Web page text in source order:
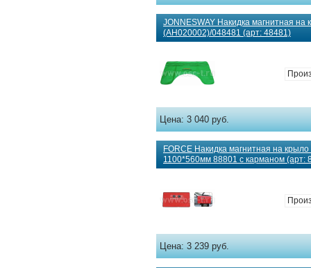
JONNESWAY Накидка магнитная на
(AH020002)/048481 (арт: 48481)
Цена:3 040 руб.
FORCE Накидка магнитная на
1100*560мм 88801 с карманом (арт:
Цена:3 239 руб.